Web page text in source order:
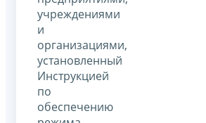
учреждениями
и
организациями,
установленный
Инструкцией
по
обеспечению